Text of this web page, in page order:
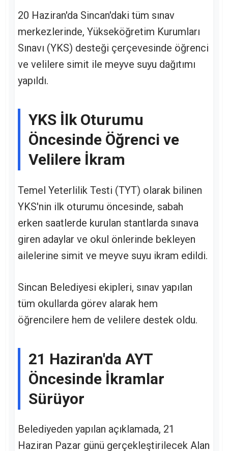
20 Haziran'da Sincan'daki tüm sınav
merkezlerinde, Yükseköğretim Kurumları
Sınavı (YKS) desteği çerçevesinde öğrenci
ve velilere simit ile meyve suyu dağıtımı
yapıldı.
YKS İlk Oturumu
Öncesinde Öğrenci ve
Velilere İkram
Temel Yeterlilik Testi (TYT) olarak bilinen
YKS'nin ilk oturumu öncesinde, sabah
erken saatlerde kurulan stantlarda sınava
giren adaylar ve okul önlerinde bekleyen
ailelerine simit ve meyve suyu ikram edildi.
Sincan Belediyesi ekipleri, sınav yapılan
tüm okullarda görev alarak hem
öğrencilere hem de velilere destek oldu.
21 Haziran'da AYT
Öncesinde İkramlar
Sürüyor
Belediyeden yapılan açıklamada, 21
Haziran Pazar günü gerçekleştirilecek Alan